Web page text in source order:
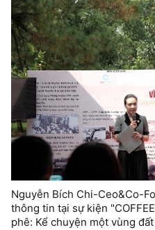
Nguyễn Bích Chi-Ceo&Co-
thông tin tại sự kiện
phê: Kể chuyện một vùng đất